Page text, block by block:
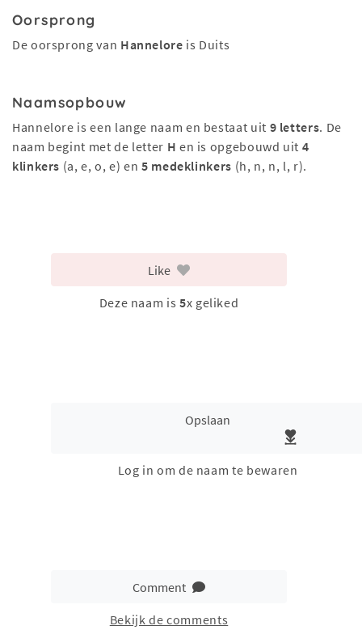
Oorsprong
De oorsprong van Hannelore is Duits
Naamsopbouw
Hannelore is een lange naam en bestaat uit 9 letters. De
naam begint met de letter H en is opgebouwd uit 4
klinkers (a, e, o, e) en5 medeklinkers (h, n, n, l, r).
Like
Deze naam is 5x geliked
Opslaan
Log in om de naam te bewaren
Comment
Bekijk de comments